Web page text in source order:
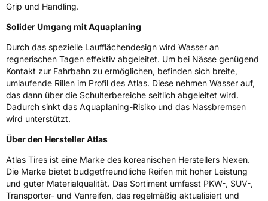
FahrzeugartPKW & SUV
Weitere Eigenschaften
SchlauchtypTL
Zustand Neureifen
EU Label
EffizienzD
NasshaftungC
Grip und Handling.
Solider Umgang mit Aquaplaning
Durch das spezielle Laufflächendesign wird Wasser an
regnerischen Tagen effektiv abgeleitet. Um bei Nässe genügend
Kontakt zur Fahrbahn zu ermöglichen, befinden sich breite,
umlaufende Rillen im Profil des Atlas. Diese nehmen Wasser auf,
das dann über die Schulterbereiche seitlich abgeleitet wird.
Dadurch sinkt das Aquaplaning-Risiko und das Nassbremsen
wird unterstützt.
Über den Hersteller Atlas
Atlas Tires ist eine Marke des koreanischen Herstellers Nexen.
Die Marke bietet budgetfreundliche Reifen mit hoher Leistung
und guter Materialqualität. Das Sortiment umfasst PKW-, SUV-,
Transporter- und Vanreifen, das regelmäßig aktualisiert und